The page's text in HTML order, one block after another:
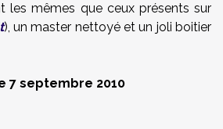
les mêmes que ceux présents sur
), un master nettoyé et un joli boitier
7 septembre 2010